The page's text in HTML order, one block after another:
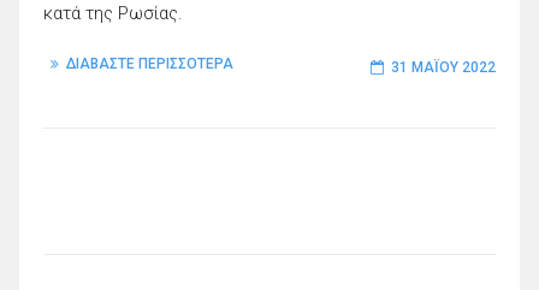
κατά της Ρωσίας.
ΔΙΑΒΑΣΤΕ ΠΕΡΙΣΣΟΤΕΡΑ 31 ΜΑΪ́ΟΥ 2022